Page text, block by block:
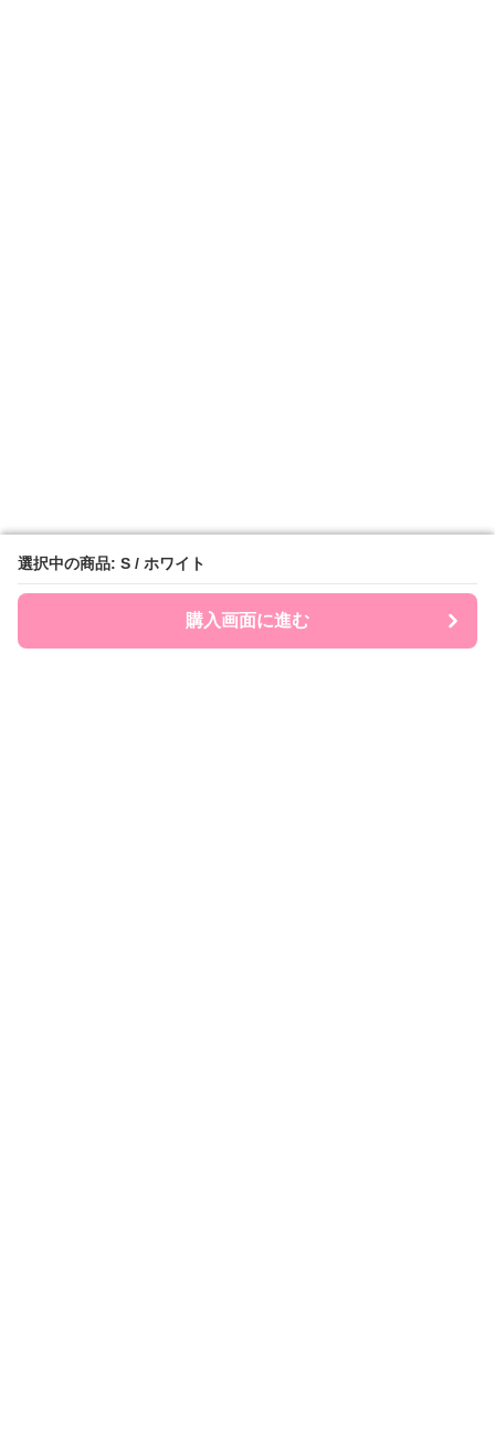
選択中の商品: S / ホワイト
購入画面に進む
選択中の商品: S / ホワイト
購入画面に進む